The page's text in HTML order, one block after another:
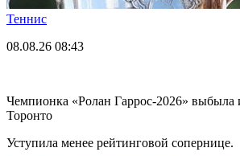
Теннис
08.08.26 08:43
Чемпионка «Ролан Гаррос-2026» выбыла
Торонто
Уступила менее рейтинговой сопернице.